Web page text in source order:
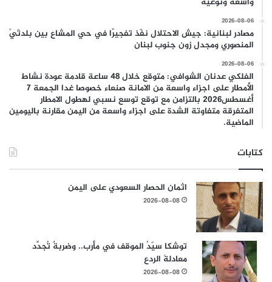
2026-08-06
مصادر لبنانية: جيش الاحتلال نفّذ تفجيرًا في حي المشاع بين بلدتَيْ
المنصوري ومجدل زون جنوب لبنان
2026-08-06
الفلكي عدنان الشوافي: متوقع خلال 48 ساعة قادمة عودة نشاط
الأمطار على اجزاء واسعة من الامانة صنعاء خصوصا غدا الجمعة 7
أغسطس2026 بالتزامن مع توقع توسع نسبي لهطول الامطار
المتفرقة متفاوتة الشدة على اجزاء واسعة من اليمن مقارنة باليومين
الماضية.
كتابات
اثمان الحصار السعودي على اليمن
2026-08-08
توشكا سيّدُ الموقف في مأرب.. وضربةٌ تُجدِّد
معادلةَ الردع
2026-08-08